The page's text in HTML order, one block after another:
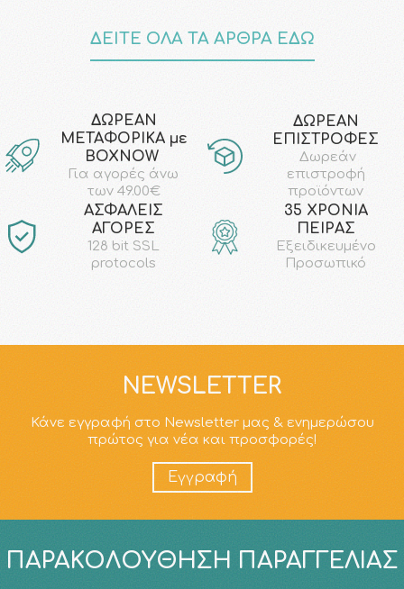
ΔΕΙΤΕ ΟΛΑ ΤΑ ΑΡΘΡΑ ΕΔΩ
ΔΩΡΕΑΝ
ΜΕΤΑΦΟΡΙΚΑ με
ΒΟΧΝΟW
Για αγορές άνω
των 49.00€
ΔΩΡΕΑΝ
ΕΠΙΣΤΡΟΦΕΣ
Δωρεάν
επιστροφή
προϊόντων
AΣΦΑΛΕΙΣ
ΑΓΟΡΕΣ
128 bit SSL
protocols
35 ΧΡΟΝΙΑ
ΠΕΙΡΑΣ
Εξειδικευμένο
Προσωπικό
NEWSLETTER
Κάνε εγγραφή στο Newsletter μας & ενημερώσου
πρώτος για νέα και προσφορές!
Εγγραφή
ΠΑΡΑΚΟΛΟΎΘΗΣΗ ΠΑΡΑΓΓΕΛΊΑΣ